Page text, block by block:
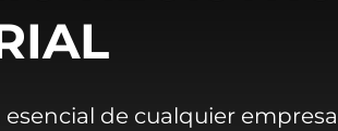
esencial de cualquier